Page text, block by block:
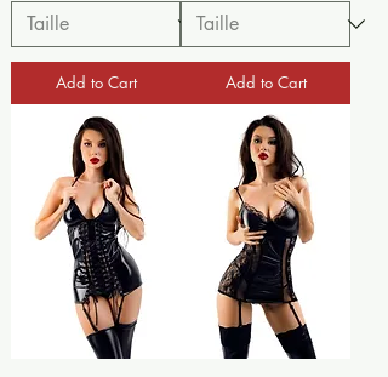
Add to Cart Add to Cart